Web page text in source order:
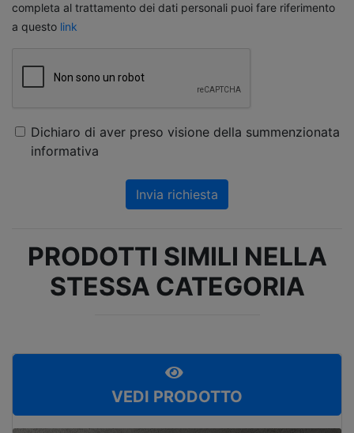
completa al trattamento dei dati personali puoi fare riferimento
a questo link
Dichiaro di aver preso visione della summenzionata
informativa
Invia richiesta
PRODOTTI SIMILI NELLA
STESSA CATEGORIA
VEDI PRODOTTO